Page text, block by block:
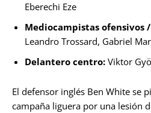
Eberechi Eze
Mediocampistas ofensivos
Leandro Trossard, Gabriel
Delantero centro: Viktor
El defensor inglés Ben White se
campaña liguera por una lesión